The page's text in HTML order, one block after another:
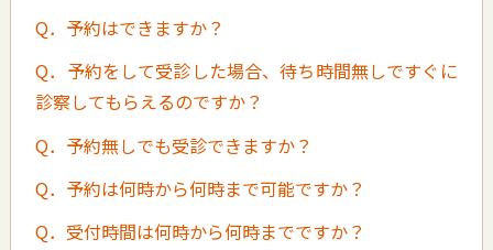
Q．予約はできますか？
Q．予約をして受診した場合、待ち時間無しですぐに
診察してもらえるのですか？
Q．予約無しでも受診できますか？
Q．予約は何時から何時まで可能ですか？
Q．受付時間は何時から何時までですか？